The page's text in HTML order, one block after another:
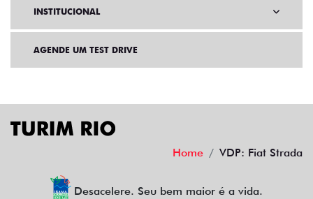
INSTITUCIONAL
AGENDE UM TEST DRIVE
Home VDP: Fiat Strada
Desacelere. Seu bem maior é a vida.